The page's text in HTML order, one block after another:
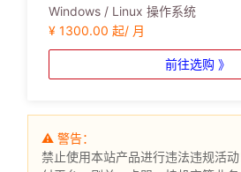
Windows / Linux 操作系统
¥ 1300.00 起/ 月
前往选购 》
⚠ 警告：
禁止使用本站产品进行违法违规活